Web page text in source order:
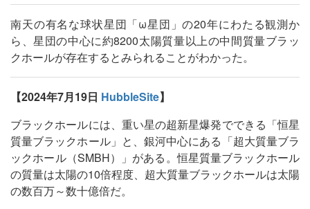
南天の有名な球状星団「ω星団」の20年にわたる観測か
ら、星団の中心に約8200太陽質量以上の中間質量ブラッ
クホールが存在するとみられることがわかった。
【2024年7月19日 HubbleSite】
ブラックホールには、重い星の超新星爆発でできる「恒星
質量ブラックホール」と、銀河中心にある「超大質量ブラ
ックホール（SMBH）」がある。恒星質量ブラックホール
の質量は太陽の10倍程度、超大質量ブラックホールは太陽
の数百万～数十億倍だ。